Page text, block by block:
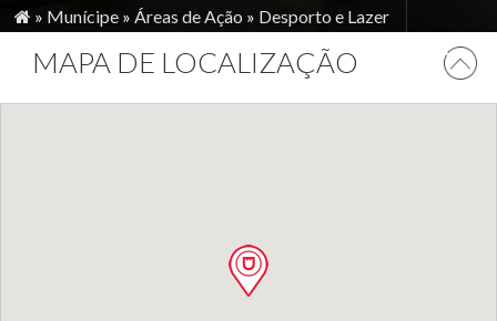
» Munícipe » Áreas de Ação » Desporto e Lazer
MAPA DE LOCALIZAÇÃO